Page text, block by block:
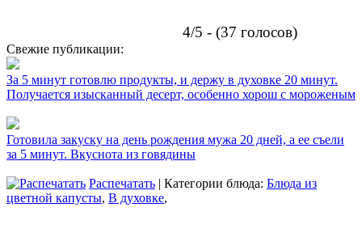
4/5 - (37 голосов)
Свежие публикации:
За 5 минут готовлю продукты, и держу в духовке 20 минут.
Получается изысканный десерт, особенно хорош с мороженым
Готовила закуску на день рождения мужа 20 дней, а ее съели
за 5 минут. Вкуснота из говядины
Распечатать | Категории блюда: Блюда из
цветной капусты, В духовке,